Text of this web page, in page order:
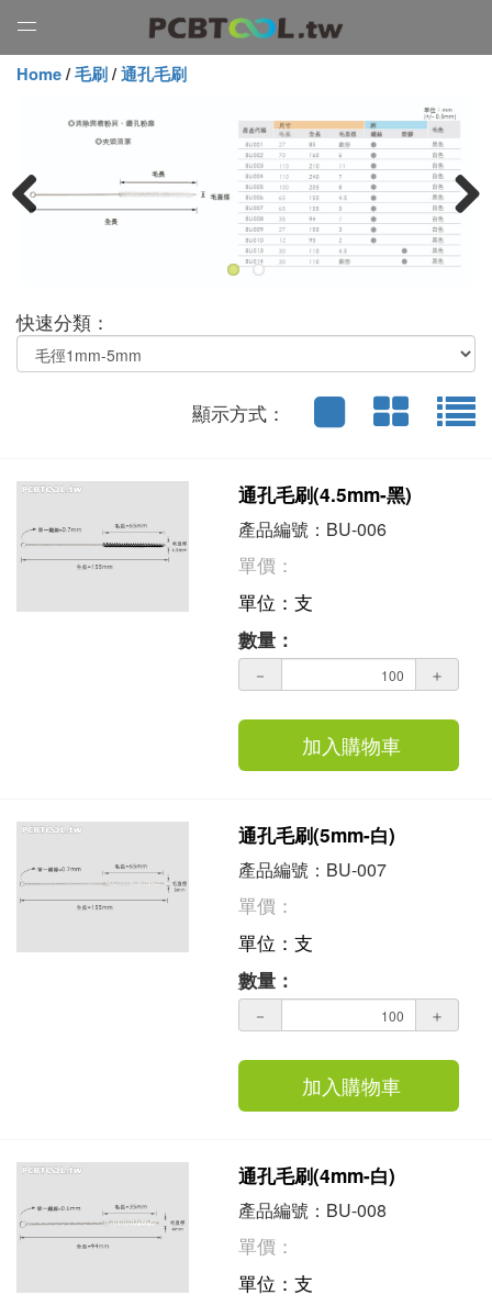
Menu
Home/毛刷/通孔毛刷
快速分類：
顯示方式：
通孔毛刷(4.5mm-黑)
產品編號：BU-006
單價：
單位：支
數量：
－ ＋
加入購物車
通孔毛刷(5mm-白)
產品編號：BU-007
單價：
單位：支
數量：
－ ＋
加入購物車
通孔毛刷(4mm-白)
產品編號：BU-008
單價：
單位：支